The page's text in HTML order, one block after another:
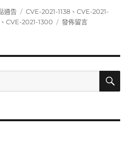
通告
標
籤
CVE-2021-1138 、CVE-2021-
、CVE-2021-1300
在
布
新
發佈留言
搜